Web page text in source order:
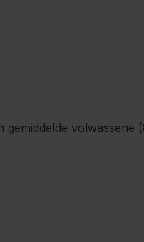
gemiddelde volwassene